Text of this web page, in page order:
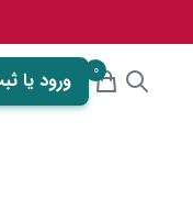
0 ورود یا